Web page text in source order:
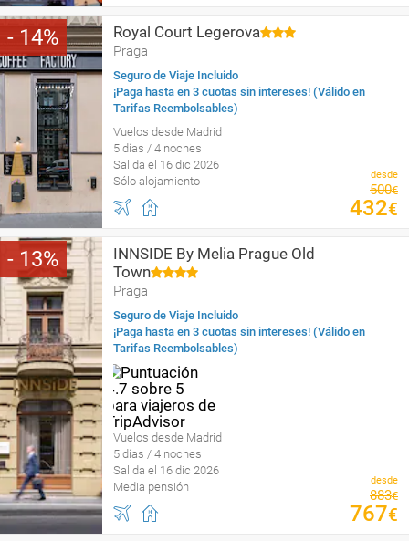
14 Royal Court Legerova
Praga
Seguro de Viaje Incluido
¡Paga hasta en 3 cuotas sin intereses! (Válido en
Tarifas Reembolsables)
Vuelos desde Madrid
5 días / 4 noches
Salida el 16 dic 2026
Sólo alojamiento
desde
500€
432€
13
INNSIDE By Melia Prague Old
Town
Praga
Seguro de Viaje Incluido
¡Paga hasta en 3 cuotas sin intereses! (Válido en
Tarifas Reembolsables)
Vuelos desde Madrid
5 días / 4 noches
Salida el 16 dic 2026
Media pensión
desde
883€
767€